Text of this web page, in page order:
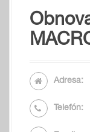
Adresa:
Telefón: